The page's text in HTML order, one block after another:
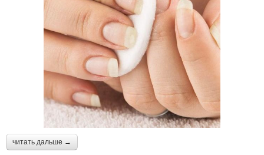
читать дальше →